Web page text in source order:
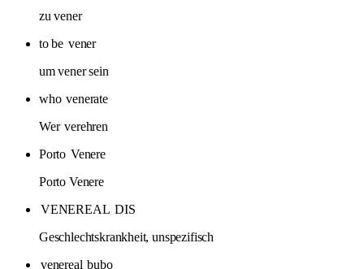
zu vener
to be vener
um vener sein
who venerate
Wer verehren
Porto Venere
Porto Venere
VENEREAL DIS
Geschlechtskrankheit, unspezifisch
venereal bubo